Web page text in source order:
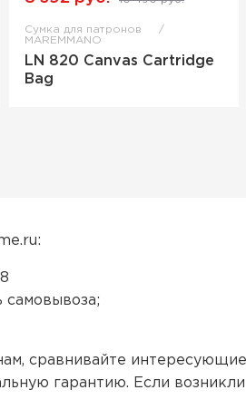
Сумка для патронов
MAREMMANO
LN 820 Canvas Cartridge
Bag
самовывоза;
сравнивайте
гарантию. Если